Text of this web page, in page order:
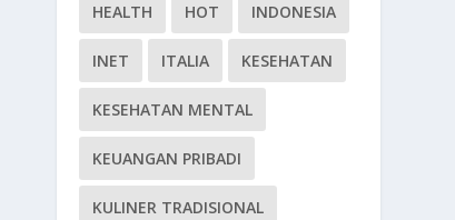
HEALTH HOT INDONESIA
INET ITALIA KESEHATAN
KESEHATAN MENTAL
KEUANGAN PRIBADI
KULINER TRADISIONAL